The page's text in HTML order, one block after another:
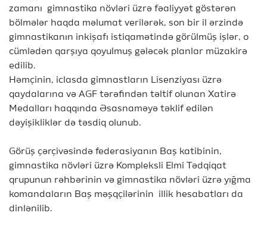
zamanı gimnastika növləri üzrə fəaliyyət göstərən
bölmələr haqda məlumat verilərək, son bir il ərzində
gimnastikanın inkişafı istiqamətində görülmüş işlər, o
cümlədən qarşıya qoyulmuş gələcək planlar müzakirə
edilib.
Həmçinin, iclasda gimnastların Lisenziyası üzrə
qaydalarına və AGF tərəfindən təltif olunan Xatirə
Medalları haqqında Əsasnaməyə təklif edilən
dəyişikliklər də təsdiq olunub.
Görüş çərçivəsində federasiyanın Baş katibinin,
gimnastika növləri üzrə Kompleksli Elmi Tədqiqat
qrupunun rəhbərinin və gimnastika növləri üzrə yığma
komandaların Baş məşqçilərinin illik hesabatları da
dinlənilib.